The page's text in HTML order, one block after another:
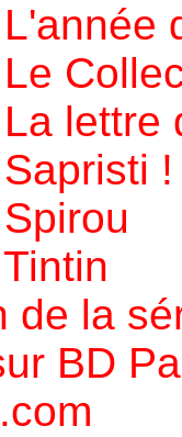
lettre
!
de la
BD